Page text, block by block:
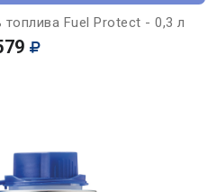
топлива Fuel Protect - 0,3 л